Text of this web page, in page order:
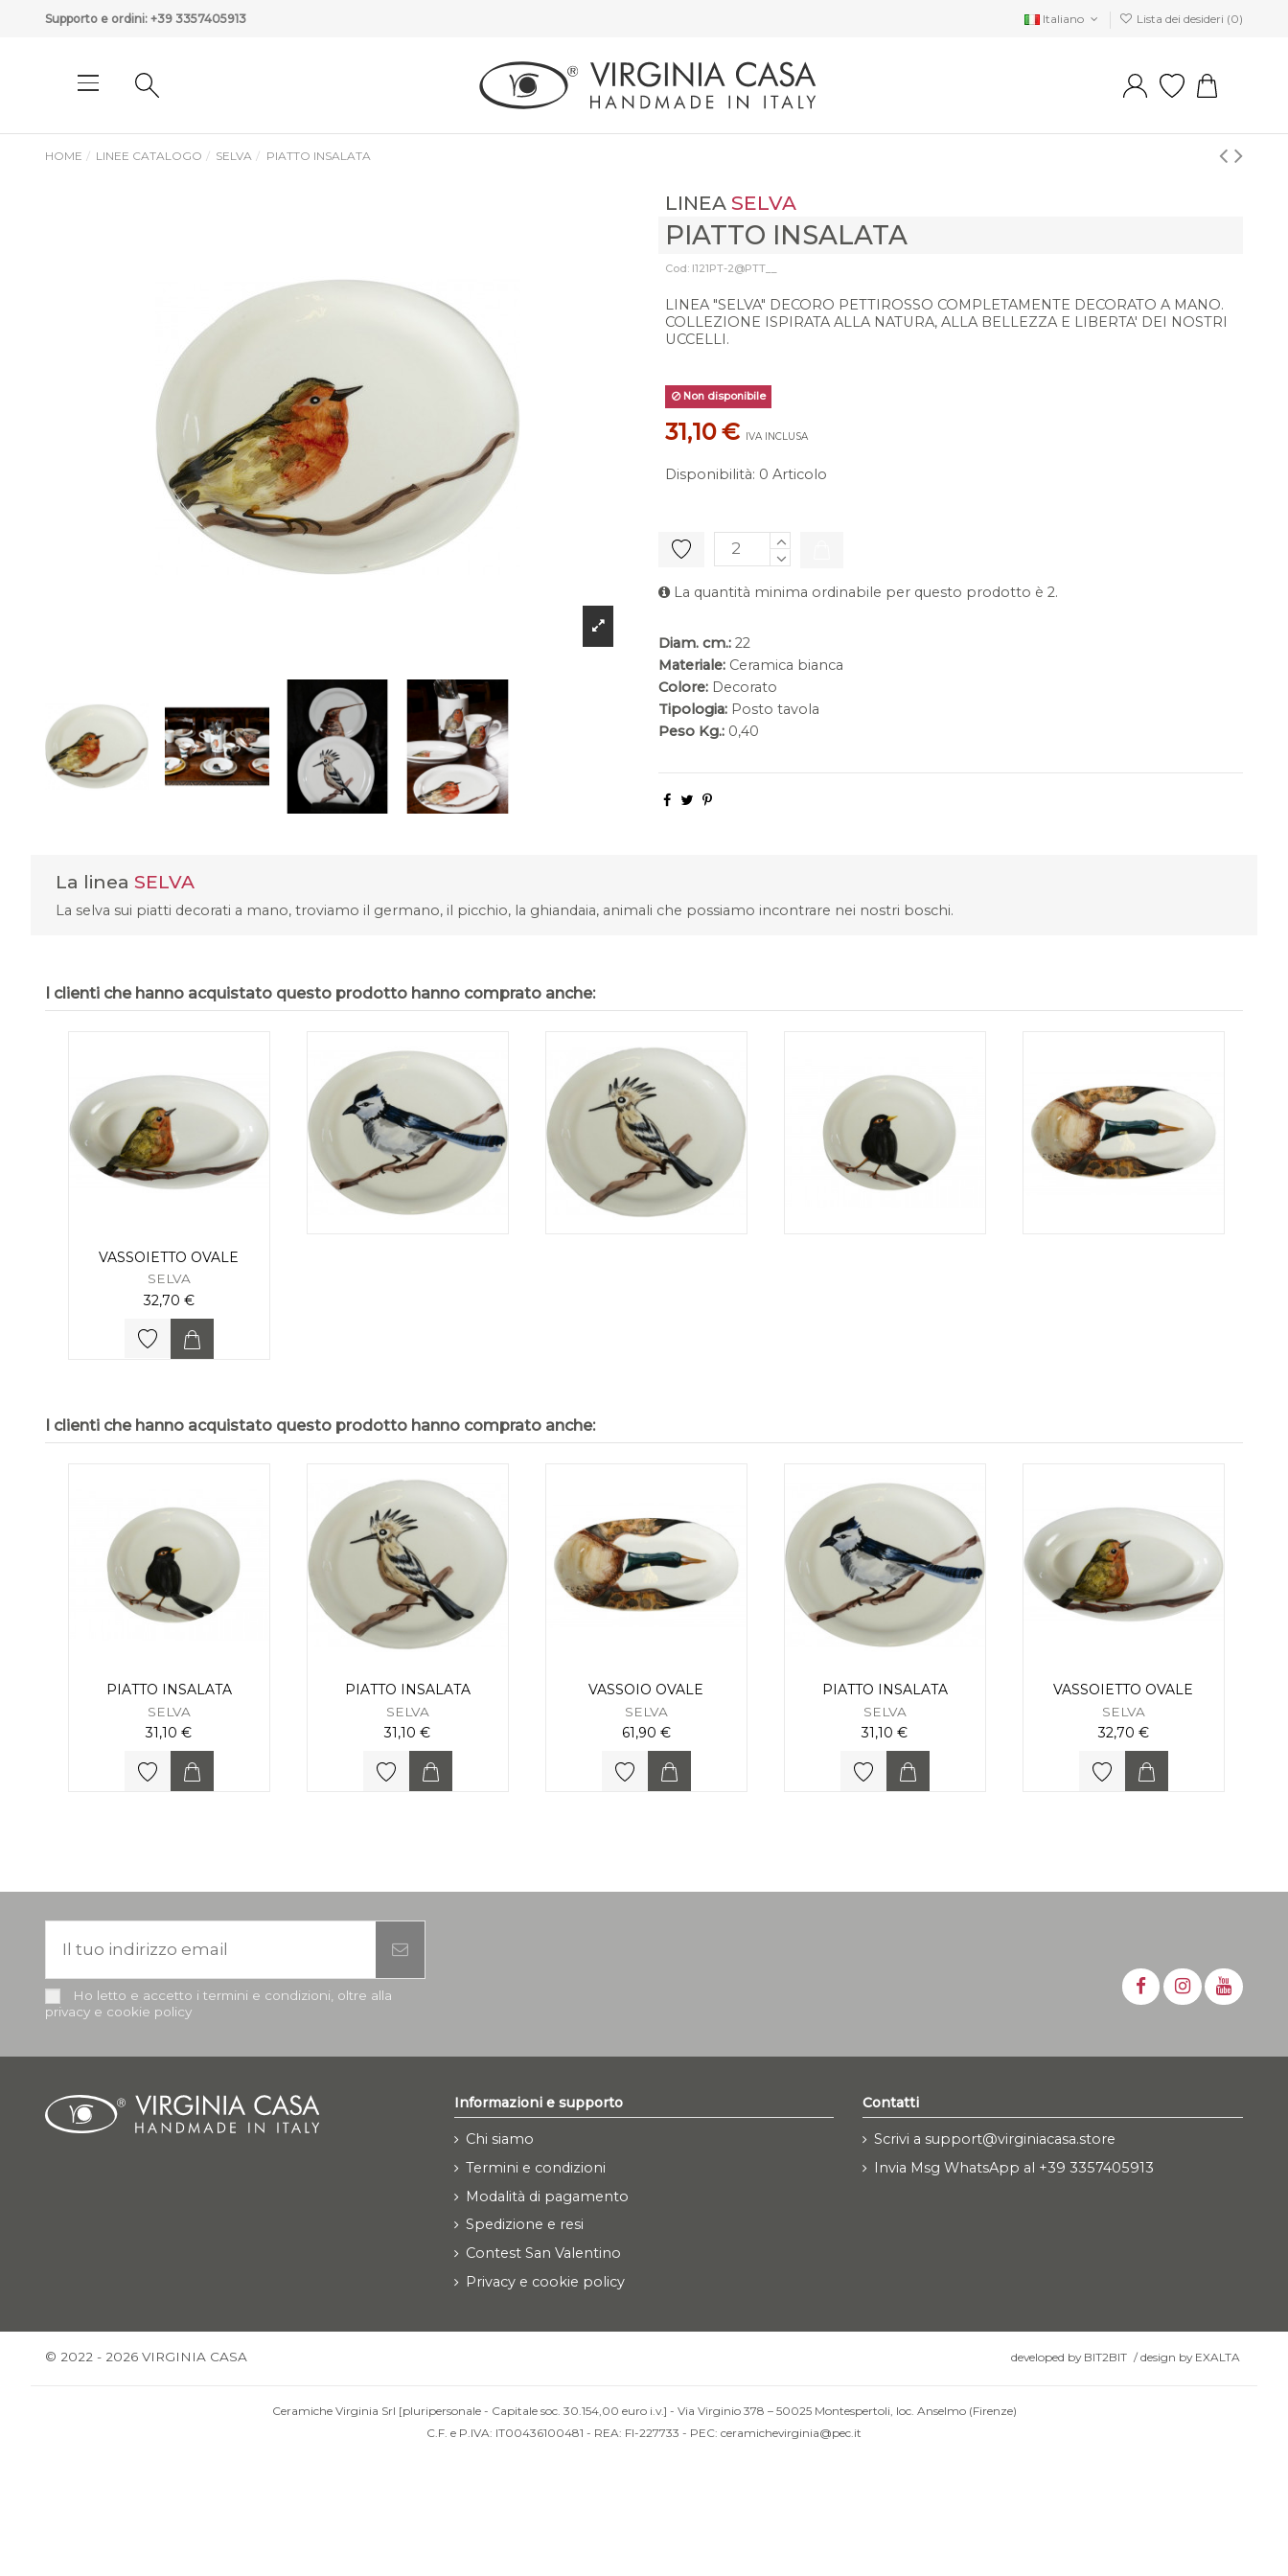
Supporto e ordini: +39 3357405913 Italiano Lista dei desideri (0)
HOME LINEE CATALOGO SELVA PIATTO INSALATA
LINEA SELVA
PIATTO INSALATA
Cod: I121PT-2@PTT__
LINEA "SELVA" DECORO PETTIROSSO COMPLETAMENTE DECORATO A MANO.
COLLEZIONE ISPIRATA ALLA NATURA, ALLA BELLEZZA E LIBERTA' DEI NOSTRI
UCCELLI.
Non disponibile
31,10 € IVA INCLUSA
Disponibilità: 0 Articolo
La quantità minima ordinabile per questo prodotto è 2.
Diam. cm.: 22
Materiale: Ceramica bianca
Colore: Decorato
Tipologia: Posto tavola
Peso Kg.: 0,40
La linea SELVA
La selva sui piatti decorati a mano, troviamo il germano, il picchio, la ghiandaia, animali che possiamo incontrare nei nostri boschi.
I clienti che hanno acquistato questo prodotto hanno comprato anche:
VASSOIETTO OVALE
SELVA
32,70 €
I clienti che hanno acquistato questo prodotto hanno comprato anche:
PIATTO INSALATA
SELVA
31,10 €
PIATTO INSALATA
SELVA
31,10 €
VASSOIO OVALE
SELVA
61,90 €
PIATTO INSALATA
SELVA
31,10 €
VASSOIETTO OVALE
SELVA
32,70 €
Ho letto e accetto i termini e condizioni, oltre alla
privacy e cookie policy
Informazioni e supporto
Chi siamo
Termini e condizioni
Modalità di pagamento
Spedizione e resi
Contest San Valentino
Privacy e cookie policy
Contatti
Scrivi a support@virginiacasa.store
Invia Msg WhatsApp al +39 3357405913
© 2022 - 2026 VIRGINIA CASA developed by BIT2BIT /design by EXALTA
Ceramiche Virginia Srl [pluripersonale - Capitale soc. 30.154,00 euro i.v.] - Via Virginio 378 – 50025 Montespertoli, loc. Anselmo (Firenze)
C.F. e P.IVA: IT00436100481 - REA: FI-227733 - PEC: ceramichevirginia@pec.it